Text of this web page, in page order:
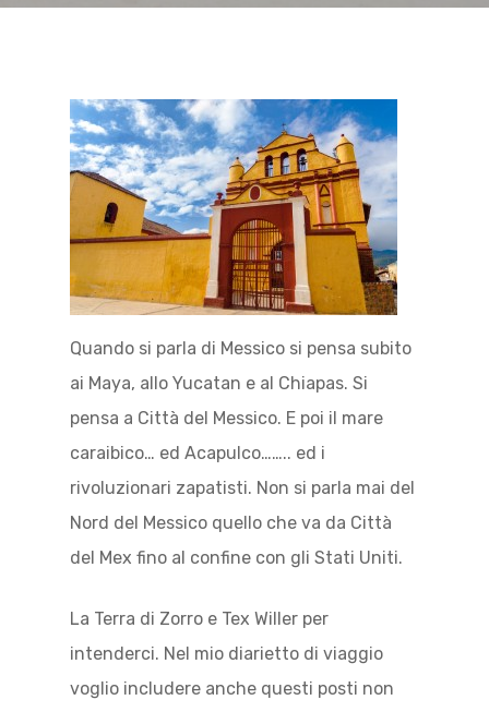
Quando si parla di Messico si pensa subito
ai Maya, allo Yucatan e al Chiapas. Si
pensa a Città del Messico. E poi il mare
caraibico… ed Acapulco…….. ed i
rivoluzionari zapatisti. Non si parla mai del
Nord del Messico quello che va da Città
del Mex fino al confine con gli Stati Uniti.
La Terra di Zorro e Tex Willer per
intenderci. Nel mio diarietto di viaggio
voglio includere anche questi posti non